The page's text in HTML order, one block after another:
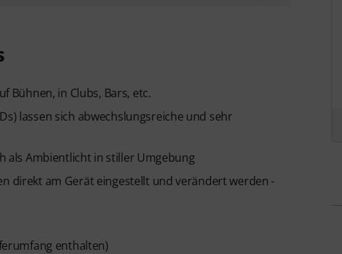
Bühnen, in Clubs, Bars, etc.
lassen sich abwechslungsreiche und sehr
als Ambientlicht in stiller Umgebung
direkt am Gerät eingestellt und verändert werden -
enthalten)